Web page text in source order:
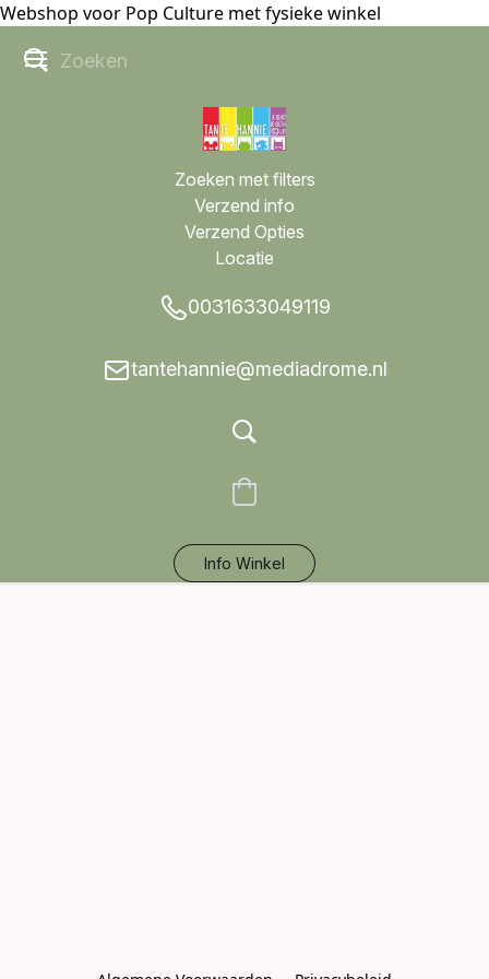
Webshop voor Pop Culture met fysieke winkel
Zoeken met filters
Verzend info
Verzend Opties
Locatie
0031633049119
tantehannie@mediadrome.nl
Info Winkel